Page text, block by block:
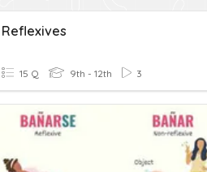
Reflexives
15 Q 9th - 12th 3